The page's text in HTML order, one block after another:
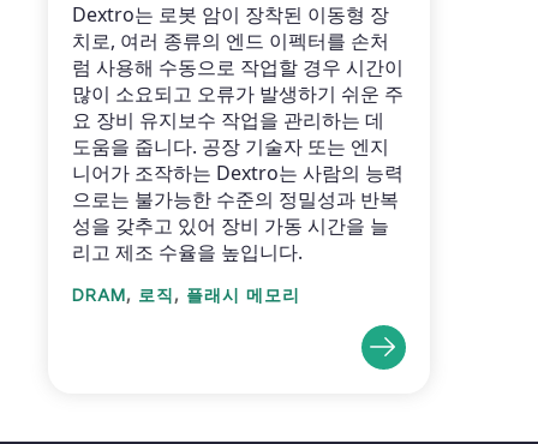
Dextro는 로봇 암이 장착된 이동형 장
치로, 여러 종류의 엔드 이펙터를 손처
럼 사용해 수동으로 작업할 경우 시간이
많이 소요되고 오류가 발생하기 쉬운 주
요 장비 유지보수 작업을 관리하는 데
도움을 줍니다. 공장 기술자 또는 엔지
니어가 조작하는 Dextro는 사람의 능력
으로는 불가능한 수준의 정밀성과 반복
성을 갖추고 있어 장비 가동 시간을 늘
리고 제조 수율을 높입니다.
DRAM, 로직 , 플래시 메모리